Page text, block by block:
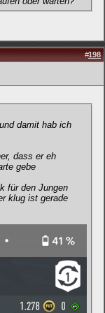
#198
damit hab ich
dass er eh
gebe
für den Jungen
klug ist gerade